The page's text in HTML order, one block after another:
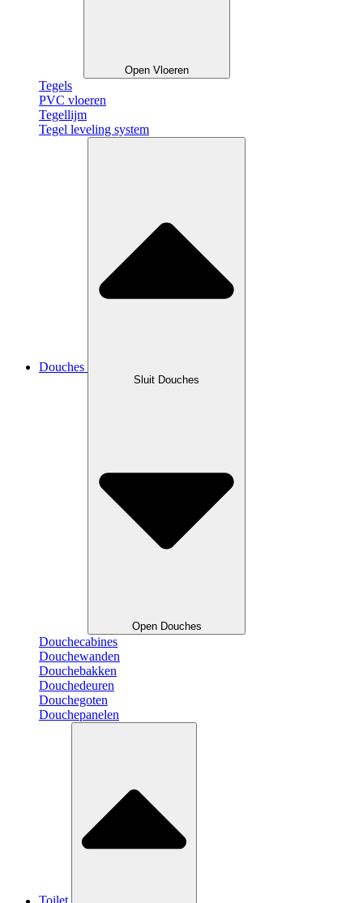
Open Vloeren
Tegels
PVC vloeren
Tegellijm
Tegel leveling system
Douches
Sluit Douches
Open Douches
Douchecabines
Douchewanden
Douchebakken
Douchedeuren
Douchegoten
Douchepanelen